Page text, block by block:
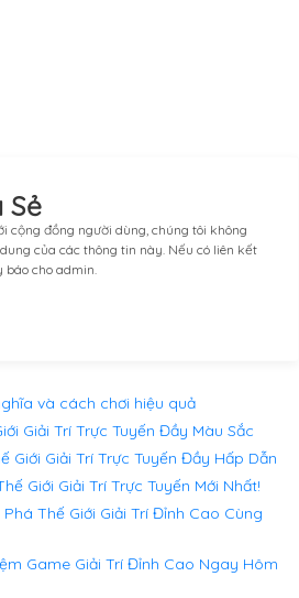
Sẻ
cộng đồng người dùng, chúng tôi không
của các thông tin này. Nếu có liên kết
cho admin.
và cách chơi hiệu quả
Giải Trí Trực Tuyến Đầy Màu Sắc
Giới Giải Trí Trực Tuyến Đầy Hấp Dẫn
Giới Giải Trí Trực Tuyến Mới Nhất!
Thế Giới Giải Trí Đỉnh Cao Cùng
Game Giải Trí Đỉnh Cao Ngay Hôm